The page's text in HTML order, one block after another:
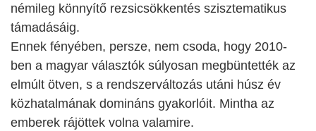
némileg könnyítő rezsicsökkentés szisztematikus
támadásáig.
Ennek fényében, persze, nem csoda, hogy 2010-
ben a magyar választók súlyosan megbüntették az
elmúlt ötven, s a rendszerváltozás utáni húsz év
közhatalmának domináns gyakorlóit. Mintha az
emberek rájöttek volna valamire.